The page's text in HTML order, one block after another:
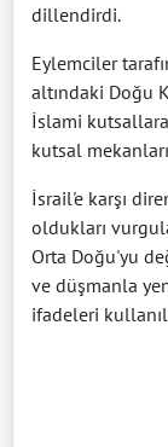
dillendirdi.
Eylemciler
altındaki Doğu
İslami
kutsal
İsrail'e karşı
oldukları
Orta Doğu'yu
ve düşmanla
ifadeleri